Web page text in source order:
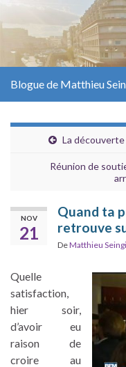
Blogue de Matthieu
La découverte
Réunion de
NOV
21
Quand ta
retrouve
DeMatthieu
Quelle
satisfaction,
hier soir,
d’avoir eu
raison de
croire au